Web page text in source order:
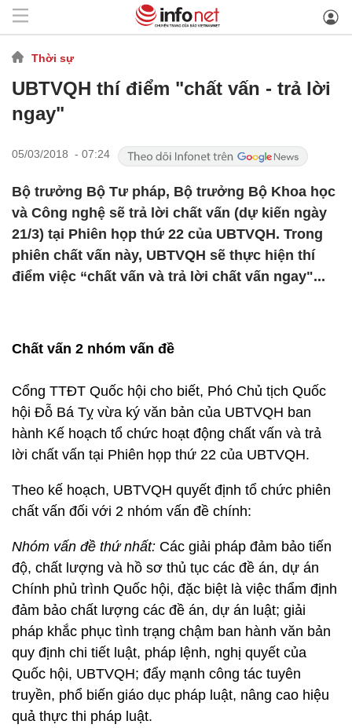
Thời sự
UBTVQH thí điểm "chất vấn - trả lời
ngay"
05/03/2018 - 07:24
Bộ trưởng Bộ Tư pháp, Bộ trưởng Bộ Khoa học
và Công nghệ sẽ trả lời chất vấn (dự kiến ngày
21/3) tại Phiên họp thứ 22 của UBTVQH. Trong
phiên chất vấn này, UBTVQH sẽ thực hiện thí
điểm việc “chất vấn và trả lời chất vấn ngay"...
Chất vấn 2 nhóm vấn đề
Cổng TTĐT Quốc hội cho biết, Phó Chủ tịch Quốc
hội Đỗ Bá Tỵ vừa ký văn bản của UBTVQH ban
hành Kế hoạch tổ chức hoạt động chất vấn và trả
lời chất vấn tại Phiên họp thứ 22 của UBTVQH.
Theo kế hoạch, UBTVQH quyết định tổ chức phiên
chất vấn đối với 2 nhóm vấn đề chính:
Nhóm vấn đề thứ nhất: Các giải pháp đảm bảo tiến
độ, chất lượng và hồ sơ thủ tục các đề án, dự án
Chính phủ trình Quốc hội, đặc biệt là việc thẩm định
đảm bảo chất lượng các đề án, dự án luật; giải
pháp khắc phục tình trạng chậm ban hành văn bản
quy định chi tiết luật, pháp lệnh, nghị quyết của
Quốc hội, UBTVQH; đẩy mạnh công tác tuyên
truyền, phổ biến giáo dục pháp luật, nâng cao hiệu
quả thực thi pháp luật.